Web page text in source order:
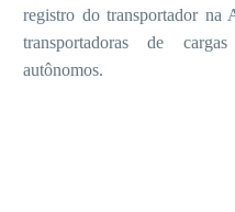
registro do transportador na
transportadoras de
autônomos.